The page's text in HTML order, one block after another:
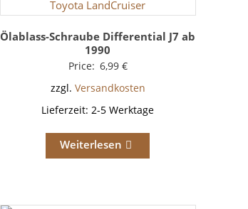
Ölablass-Schraube Differential J7 ab
1990
Price: 6,99 €
zzgl. Versandkosten
Lieferzeit:2-5 Werktage
Weiterlesen